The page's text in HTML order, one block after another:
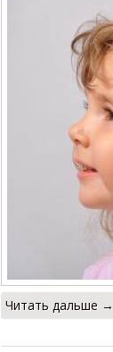
Читать дальше →